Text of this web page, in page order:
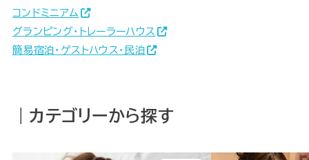
コンドミニアム
グランピング・トレーラーハウス
簡易宿泊・ゲストハウス・民泊
｜カテゴリーから探す